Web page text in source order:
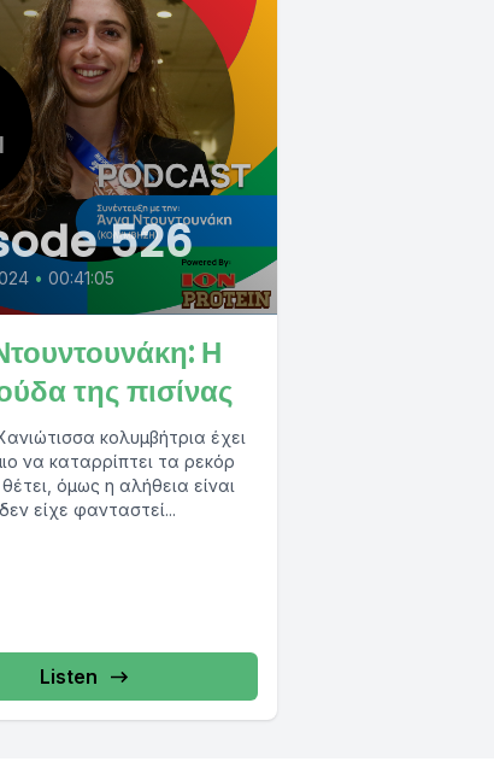
526
• 00:41:05
Η
της πισίνας
κολυμβήτρια έχει
να καταρρίπτει τα ρεκόρ
όμως η αλήθεια είναι
είχε φανταστεί...
Listen